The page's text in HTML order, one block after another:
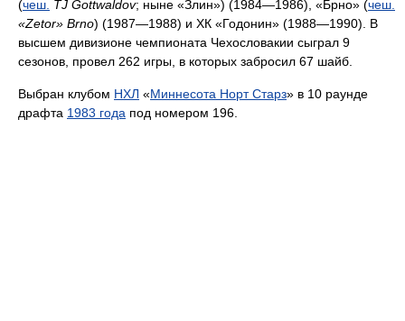
(чеш. TJ Gottwaldov; ныне «Злин») (1984—1986), «Брно» (чеш.
«Zetor» Brno) (1987—1988) и ХК «Годонин» (1988—1990). В
высшем дивизионе чемпионата Чехословакии сыграл 9
сезонов, провел 262 игры, в которых забросил 67 шайб.
Выбран клубом НХЛ «Миннесота Норт Старз» в 10 раунде
драфта 1983 года под номером 196.